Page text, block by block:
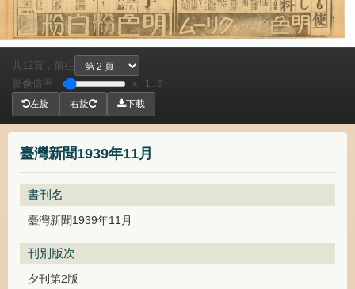
臺灣新聞1939年11月
書刊名
臺灣新聞1939年11月
刊別版次
夕刊第2版
共 12頁，
前往
影像倍率
x 1.0
左旋 右旋 下載